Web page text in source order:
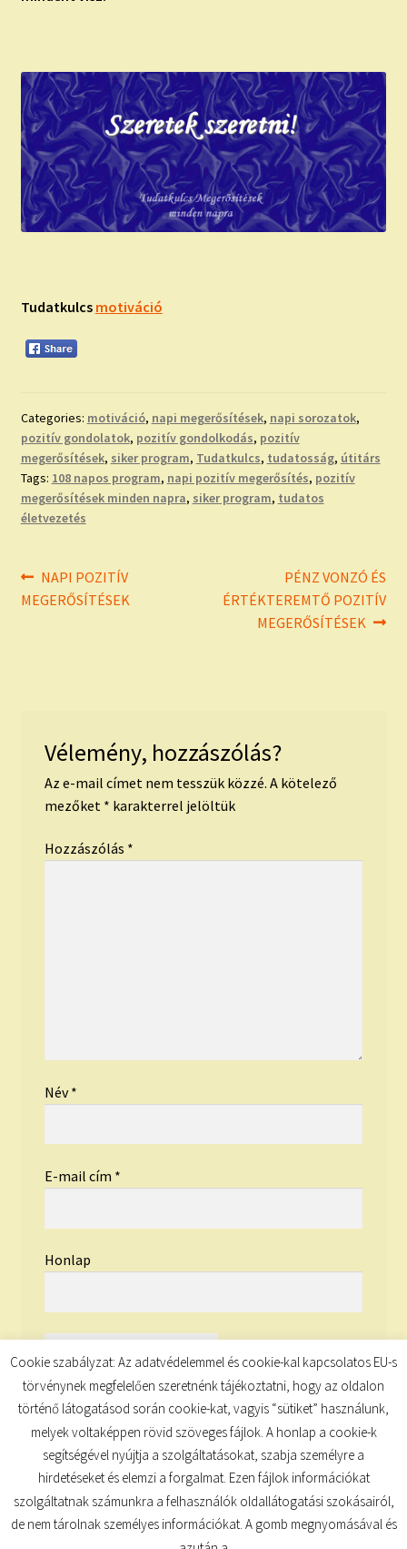
Tudatkulcs motiváció
Categories: motiváció, napi megerősítések, napi sorozatok,
pozitív gondolatok, pozitív gondolkodás, pozitív
megerősítések, siker program, Tudatkulcs, tudatosság, útitárs
Tags: 108 napos program, napi pozitív megerősítés, pozitív
megerősítések minden napra, siker program, tudatos
életvezetés
Bejegyzés
navigáció
Previous
post:
NAPI POZITÍV
MEGERŐSÍTÉSEK
Next
post:
PÉNZ VONZÓ ÉS
ÉRTÉKTEREMTŐ POZITÍV
MEGERŐSÍTÉSEK
Vélemény, hozzászólás?
Az e-mail címet nem tesszük közzé. A kötelező
mezőket * karakterrel jelöltük
Hozzászólás *
Név*
E-mail cím *
Honlap
© TUDATKULCS 2026
Cookie szabályzat: Az adatvédelemmel és cookie-kal kapcsolatos EU-s
törvénynek megfelelően szeretnénk tájékoztatni, hogy az oldalon
történő látogatásod során cookie-kat, vagyis “sütiket” használunk,
melyek voltaképpen rövid szöveges fájlok. A honlap a cookie-k
segítségével nyújtja a szolgáltatásokat, szabja személyre a
hirdetéseket és elemzi a forgalmat. Ezen fájlok információkat
szolgáltatnak számunkra a felhasználók oldallátogatási szokásairól,
de nem tárolnak személyes információkat. A gomb megnyomásával és